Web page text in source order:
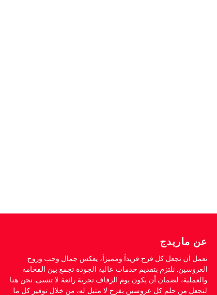
عن ماريدج
نعمل أن نجعل كل فرح فريداً ومميزاً، يعكس جمال وحب وروح
العروسين. نلتزم بتقديم خدمات عالية الجودة تجمع بين الفخامة
والعملية، لضمان أن يكون يوم الزفاف تجربة رائعة لا تنسى. نحن هنا
لنجعل من حلم كل عروسين بفرح لا مثيل له، من خلال توفير كل ما